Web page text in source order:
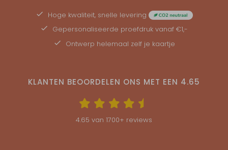
Hoge kwaliteit, snelle levering
Gepersonaliseerde proefdruk vanaf €1,-
Ontwerp helemaal zelf je kaartje
KLANTEN BEOORDELEN ONS MET EEN 4.65
4.65 van 1700+ reviews